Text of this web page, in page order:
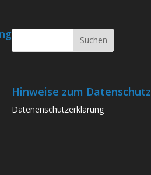
Hinweise zum Datenschutz
Datenenschutzerklärung